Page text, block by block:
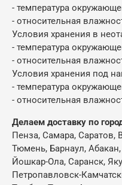
- температура
- относительная
Условия хранения в
- температура
- относительная
Условия хранения под
- температура
- относительная
Делаем доставку по
Пенза, Самара, Саратов,
Тюмень, Барнаул,
Йошкар-Ола, Саранск,
Петропавловск-